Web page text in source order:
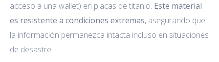
acceso a una wallet) en placas de titanio. Este material
es resistente a condiciones extremas, asegurando que
la información permanezca intacta incluso en situaciones
de desastre.